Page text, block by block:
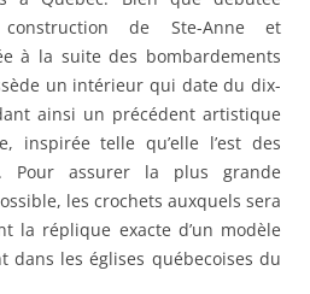
de Ste-Anne et
à la suite des bombardements
un intérieur qui date du dix-
ainsi un précédent artistique
inspirée telle qu’elle l’est des
Pour assurer la plus grande
les crochets auxquels sera
la réplique exacte d’un modèle
dans les églises québecoises du